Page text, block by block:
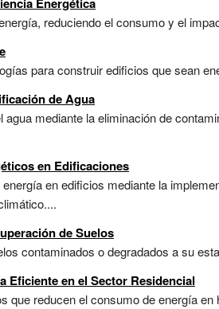
reduciendo el consumo y el
para construir edificios que sean
de Agua
mediante la eliminación de
en Edificaciones
en edificios mediante la
de Suelos
contaminados o degradados a su
Eficiente en el Sector Residencial
que reducen el consumo de energía